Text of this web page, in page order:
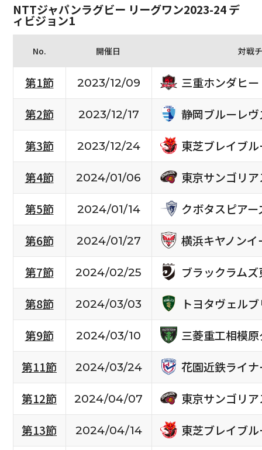
NTTジャパンラグビー リーグワン2023-24 デ
ィビジョン1
No. 開催日 対戦
第1節 2023/12/09
三重ホンダヒー
第2節
2023/12/17
静岡ブルーレヴ
第3節
2023/12/24
東芝ブレイブ
第4節
2024/01/06
東京サンゴリア
第5節
2024/01/14
クボタスピア
第6節
2024/01/27
横浜キヤノンイ
第7節
2024/02/25
ブラックラムズ
第8節
2024/03/03
トヨタヴェル
第9節
2024/03/10
三菱重工相模
第11節
2024/03/24
花園近鉄ライナ
第12節
2024/04/07
東京サンゴリア
第13節
2024/04/14
東芝ブレイブ